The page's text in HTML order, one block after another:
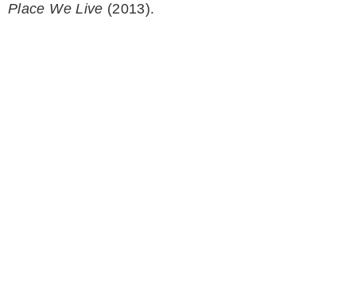
Place We Live (2013).